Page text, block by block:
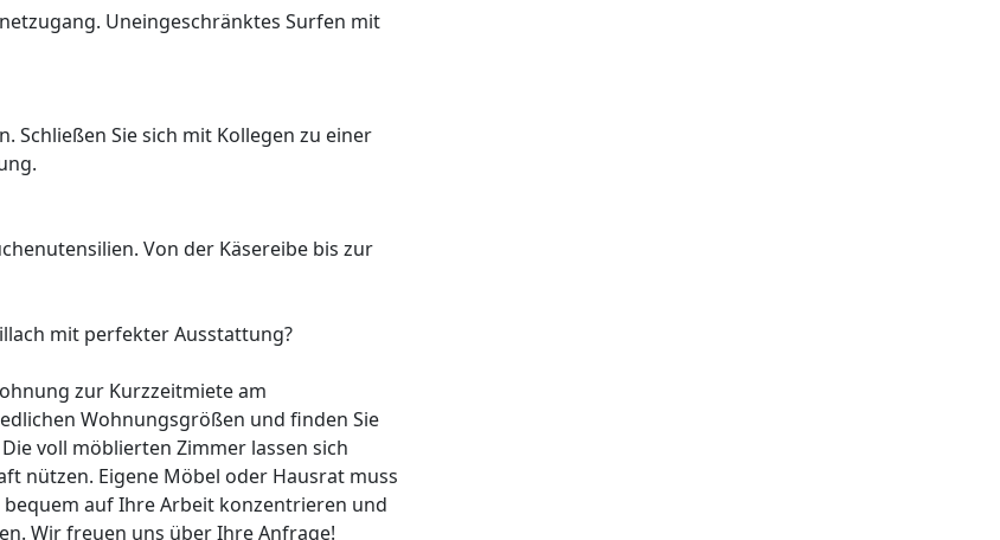
Uneingeschränktes Surfen mit
Schließen Sie sich mit Kollegen zu einer
Von der Käsereibe bis zur
mit perfekter Ausstattung?
zur Kurzzeitmiete am
Wohnungsgrößen und finden Sie
voll möblierten Zimmer lassen sich
nützen. Eigene Möbel oder Hausrat muss
auf Ihre Arbeit konzentrieren und
Wir freuen uns über Ihre Anfrage!